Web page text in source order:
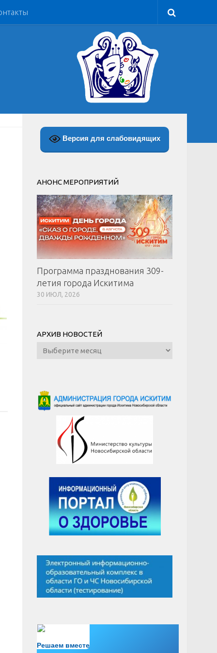
Версия для слабовидящих
АНОНС МЕРОПРИЯТИЙ
Программа празднования 309-
летия города Искитима
30 ИЮЛ, 2026
АРХИВ НОВОСТЕЙ
Архив
новостей
Решаем вместе